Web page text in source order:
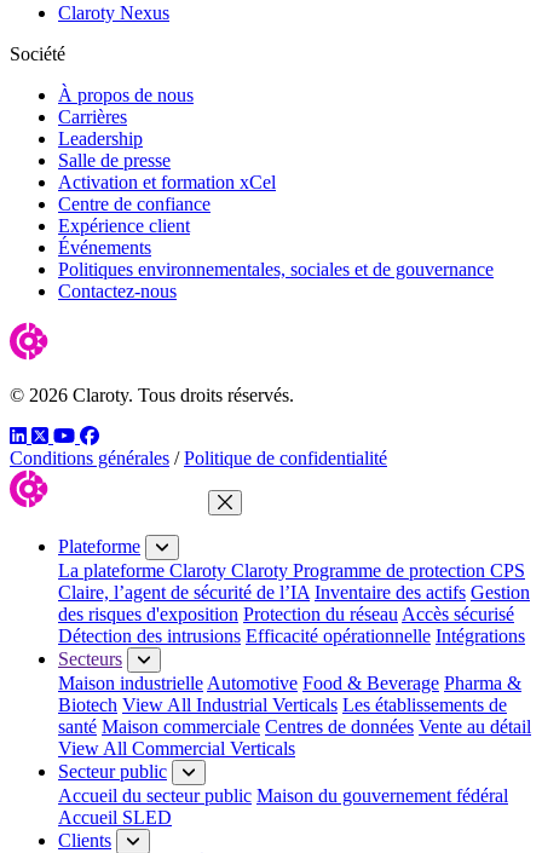
Claroty Nexus
Société
À propos de nous
Carrières
Leadership
Salle de presse
Activation et formation xCel
Centre de confiance
Expérience client
Événements
Politiques environnementales, sociales et de gouvernance
Contactez-nous
© 2026 Claroty. Tous droits réservés.
LinkedIn
TwitterYouTube
Facebook
Conditions générales / Politique de confidentialité
Fermer le menu
Plateforme
La plateforme Claroty Claroty Programme de protection CPS
Claire, l’agent de sécurité de l’IA Inventaire des actifs Gestion
des risques d'exposition Protection du réseau Accès sécurisé
Détection des intrusions Efficacité opérationnelle Intégrations
Secteurs
Maison industrielle Automotive Food & Beverage Pharma &
Biotech View All Industrial Verticals Les établissements de
santé Maison commerciale Centres de données Vente au détail
View All Commercial Verticals
Secteur public
Accueil du secteur public Maison du gouvernement fédéral
Accueil SLED
Clients